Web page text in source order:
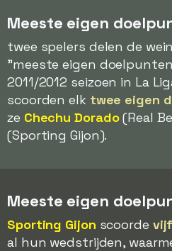
Meeste eigen
twee spelers delen de
"meeste eigen
2011/2012 seizoen in La
scoorden elk twee eigen
ze Chechu Dorado(Real
(Sporting Gijon).
Meeste eigen
Sporting Gijon scoorde
al hun wedstrijden,